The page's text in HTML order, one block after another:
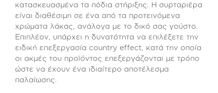
κατασκευασμένα τα πόδια στήριξης. Η συρταριέρα
είναι διαθέσιμη σε ένα από τα προτεινόμενα
χρώματα λάκας, ανάλογα με το δικό σας γούστο.
Επιπλέον, υπάρχει η δυνατότητα να επιλέξετε την
ειδική επεξεργασία country effect, κατά την οποία
οι ακμές του προϊόντος επεξεργάζονται με τρόπο
ώστε να έχουν ένα ιδιαίτερο αποτέλεσμα
παλαίωσης.